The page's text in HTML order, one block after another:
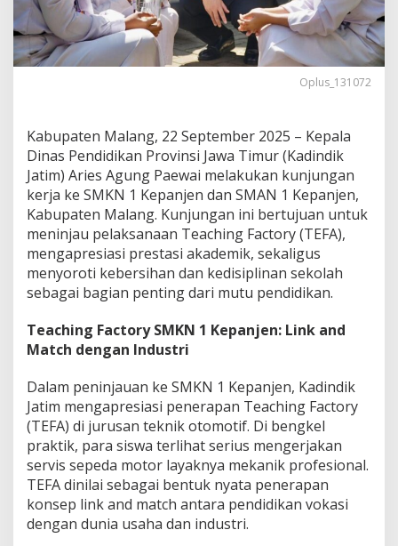
M
K
N
n
j
e
n
d
a
n
S
M
A
N
K
e
n
j
e
n
:
D
o
r
o
Oplus_131072
Kabupaten Malang, 22 September 2025 – Kepala
Dinas Pendidikan Provinsi Jawa Timur (Kadindik
Jatim) Aries Agung Paewai melakukan kunjungan
kerja ke SMKN 1 Kepanjen dan SMAN 1 Kepanjen,
Kabupaten Malang. Kunjungan ini bertujuan untuk
meninjau pelaksanaan Teaching Factory (TEFA),
mengapresiasi prestasi akademik, sekaligus
menyoroti kebersihan dan kedisiplinan sekolah
sebagai bagian penting dari mutu pendidikan.
Teaching Factory SMKN 1 Kepanjen: Link and
Match dengan Industri
Dalam peninjauan ke SMKN 1 Kepanjen, Kadindik
Jatim mengapresiasi penerapan Teaching Factory
(TEFA) di jurusan teknik otomotif. Di bengkel
praktik, para siswa terlihat serius mengerjakan
servis sepeda motor layaknya mekanik profesional.
TEFA dinilai sebagai bentuk nyata penerapan
konsep link and match antara pendidikan vokasi
dengan dunia usaha dan industri.